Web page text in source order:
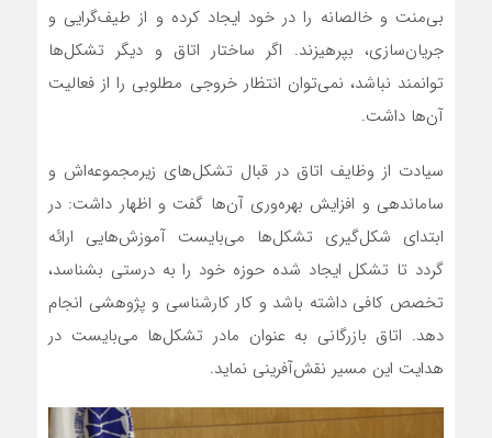
بی‌منت و خالصانه را در خود ایجاد کرده و از طیف‌گرایی و
جریان‌سازی، بپرهیزند. اگر ساختار اتاق و دیگر تشکل‌ها
توانمند نباشد، نمی‌توان انتظار خروجی مطلوبی را از فعالیت
آن‌ها داشت.
سیادت از وظایف اتاق در قبال تشکل‌های زیرمجموعه‌اش و
ساماندهی و افزایش بهره‌وری آن‌ها گفت و اظهار داشت: در
ابتدای شکل‌گیری تشکل‌ها می‌بایست آموزش‌هایی ارائه
گردد تا تشکل ایجاد شده حوزه خود را به درستی بشناسد،
تخصص کافی داشته باشد و کار کارشناسی و پژوهشی انجام
‌دهد. اتاق بازرگانی به عنوان مادر تشکل‌ها می‌بایست در
هدایت این مسیر نقش‌آفرینی نماید.